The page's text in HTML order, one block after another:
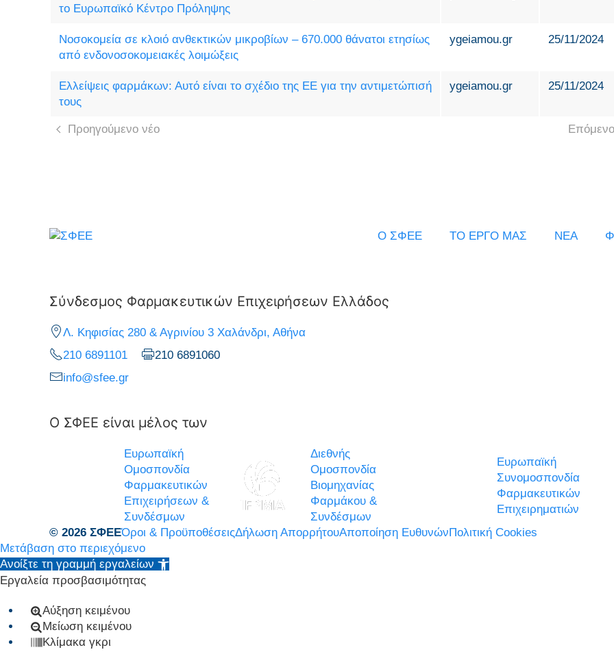
το Ευρωπαϊκό Κέντρο Πρόληψης
Νοσοκομεία σε κλοιό ανθεκτικών μικροβίων – 670.000 θάνατοι ετησίως
από ενδονοσοκομειακές λοιμώξεις
ygeiamou.gr 25/11/2024
Ελλείψεις φαρμάκων: Αυτό είναι το σχέδιο της ΕΕ για την αντιμετώπισή
τους
ygeiamou.gr 25/11/2024
Προηγούμενο νέο
Ο ΣΦΕΕ ΤΟ ΕΡΓΟ ΜΑΣ ΝΕΑ
Σύνδεσμος Φαρμακευτικών Επιχειρήσεων Ελλάδος
Λ. Κηφισίας 280 & Αγρινίου 3 Χαλάνδρι, Αθήνα
210 6891101
210 6891060
info@sfee.gr
Ο ΣΦΕΕ είναι μέλος των
Ευρωπαϊκή
Ομοσπονδία
Φαρμακευτικών
Επιχειρήσεων &
Συνδέσμων
Διεθνής
Ομοσπονδία
Βιομηχανίας
Φαρμάκου &
Συνδέσμων
Ευρωπαϊκή
Συνομοσπονδία
Φαρμακευτικών
Επιχειρηματιών
© 2026 ΣΦΕΕΌροι & ΠροϋποθέσειςΔήλωση ΑπορρήτουΑποποίηση ΕυθυνώνΠολιτική Cookies
Μετάβαση στο περιεχόμενο
Ανοίξτε τη γραμμή εργαλείων
Εργαλεία προσβασιμότητας
Αύξηση κειμένου
Μείωση κειμένου
Κλίμακα γκρι